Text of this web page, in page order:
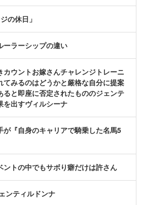
の休日」
ーラーシップの違い
カウントお嫁さんチャレンジトレーニ
てみるのはどうかと厳格な自分に提案
ると即座に否定されたもののジェンテ
を出すヴィルシーナ
が『自身のキャリアで騎乗した名馬5
ントの中でもサボり癖だけは許さん
ンティルドンナ